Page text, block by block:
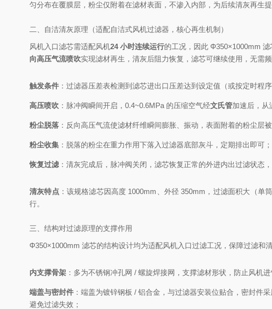
匀分布在覆膜层，粉尘仅附着在滤材表面，不渗入内部，为后续清灰再生提
二、自洁清灰原理（适配自洁式风机过滤器，核心再生机制）
风机入口滤芯需适配风机24 小时连续运行的工况，因此 Φ350×1000mm 滤
向高压气流喷吹实现滤材再生，清灰后阻力恢复，滤芯可继续使用，无需
触发条件 ：过滤器压差表检测到滤芯进出口压差达到设定值（或按定时程
高压喷吹 ：脉冲阀瞬间开启，0.4~0.6MPa 的压缩空气经文氏管加速后，从
粉尘脱落 ：反向高压气流使滤材纤维瞬间膨胀、振动，表面附着的粉尘层
粉尘收集 ：脱落的粉尘在重力作用下落入过滤器底部灰斗，定期排出即可；
恢复过滤 ：清灰完成后，脉冲阀关闭，滤芯恢复正常的外进内出过滤状态
清灰特点 ：该规格滤芯因高度 1000mm、外径 350mm，过滤面积大（单
行。
三、结构对过滤原理的支撑作用
Φ350×1000mm 滤芯的结构设计均为适配风机入口过滤工况，保障过滤和
内支撑骨架 ：多为不锈钢冲孔网 / 螺旋焊接网，支撑滤材形状，防止风机
端盖与密封件 ：端盖为镀锌钢板 / 铝合金，与过滤器安装位贴合，密封件
避免过滤失效；